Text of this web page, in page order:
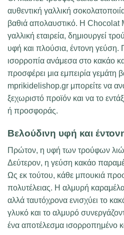
αυθεντική γαλλική
βαθιά απολαυστικό. Η Chocolat
γαλλική εταιρεία, δημιουργεί
υφή και πλούσια, έντονη
ισορροπία ανάμεσα στο κακάο
προσφέρει μια εμπειρία γεμάτη
mprikidelishop.gr μπορείτε να
ξεχωριστό προϊόν και να το
ή προσφοράς.
Βελούδινη υφή και
Πρώτον, η υφή των τρούφων
Δεύτερον, η γεύση κακάο
Ως εκ τούτου, κάθε μπουκιά
πολυτέλειας. Η αλμυρή
αλλά ταυτόχρονα ενισχύει το
γλυκό και το αλμυρό
ένα αποτέλεσμα ισορροπημένο